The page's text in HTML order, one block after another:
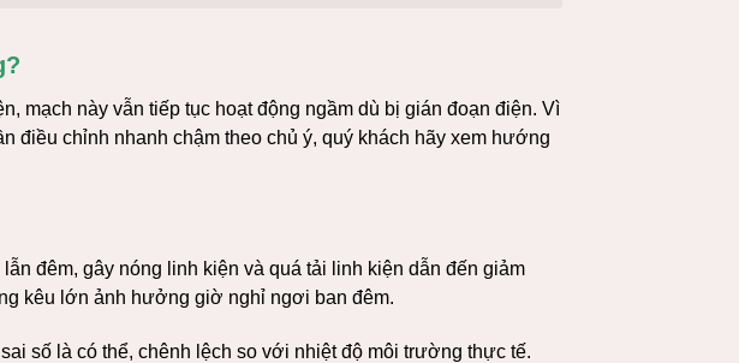
mạch này vẫn tiếp tục hoạt động ngầm dù bị gián đoạn điện. Vì
điều chỉnh nhanh chậm theo chủ ý, quý khách hãy xem hướng
đêm, gây nóng linh kiện và quá tải linh kiện dẫn đến giảm
kêu lớn ảnh hưởng giờ nghỉ ngơi ban đêm.
số là có thể, chênh lệch so với nhiệt độ môi trường thực tế.